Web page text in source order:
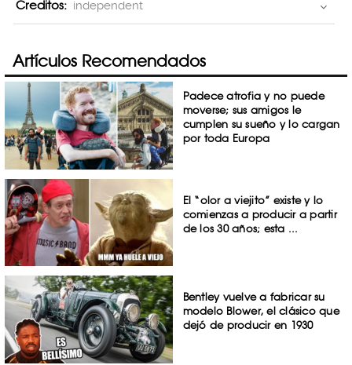
Creditos: independent
Artículos Recomendados
Padece atrofia y no puede
moverse; sus amigos le
cumplen su sueño y lo cargan
por toda Europa
El “olor a viejito” existe y lo
comienzas a producir a partir
de los 30 años; esta ...
Bentley vuelve a fabricar su
modelo Blower, el clásico que
dejó de producir en 1930